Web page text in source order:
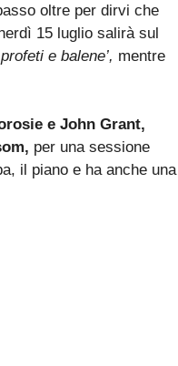
oltre per dirvi che
15 luglio salirà sul
e balene’, mentre
e John Grant,
per una sessione
il piano e ha anche una